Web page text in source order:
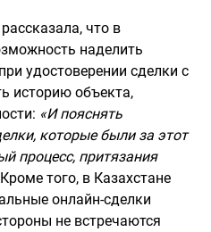
что в
наделить
удостоверении сделки с
историю объекта,
«И пояснять
которые были за этот
процесс, притязания
того, в Казахстане
онлайн-сделки
не встречаются